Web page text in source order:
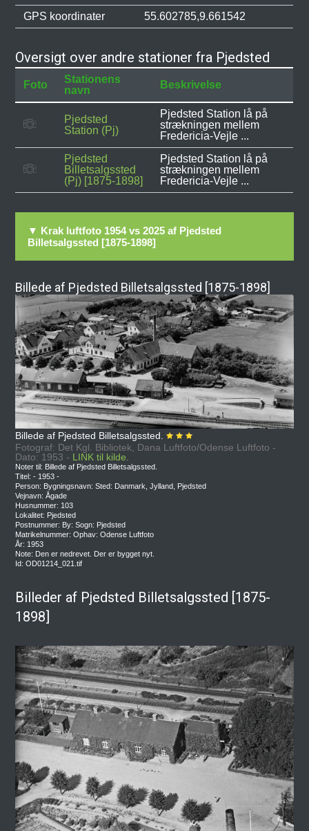
GPS koordinater 55.602785,9.661542
Oversigt over andre stationer fra Pjedsted
Foto
Stationens
navn
Beskrivelse
Pjedsted
Station (Pj)
Pjedsted Station lå på
strækningen mellem
Fredericia-Vejle ...
Pjedsted
Billetsalgssted
(Pj) [1875-1898]
Pjedsted Station lå på
strækningen mellem
Fredericia-Vejle ...
▼ Krak luftfoto 1954 vs 2025 af Pjedsted
Billetsalgssted [1875-1898]
Billede af Pjedsted Billetsalgssted [1875-1898]
Billede af Pjedsted Billetsalgssted.
Fotograf: Det Kgl. Bibliotek, Dana Luftfoto/Odense Luftfoto -
Dato: 1953 - LINK til kilde.
Noter til: Billede af Pjedsted Billetsalgssted.
Titel: - 1953 -
Person: Bygningsnavn: Sted: Danmark, Jylland, Pjedsted
Vejnavn: Ågade
Husnummer: 103
Lokalitet: Pjedsted
Postnummer: By: Sogn: Pjedsted
Matrikelnummer: Ophav: Odense Luftfoto
År: 1953
Note: Den er nedrevet. Der er bygget nyt.
Id: OD01214_021.tif
Billeder af Pjedsted Billetsalgssted [1875-
1898]